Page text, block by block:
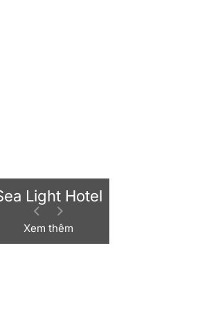
Hanami Hotel
Xem thêm